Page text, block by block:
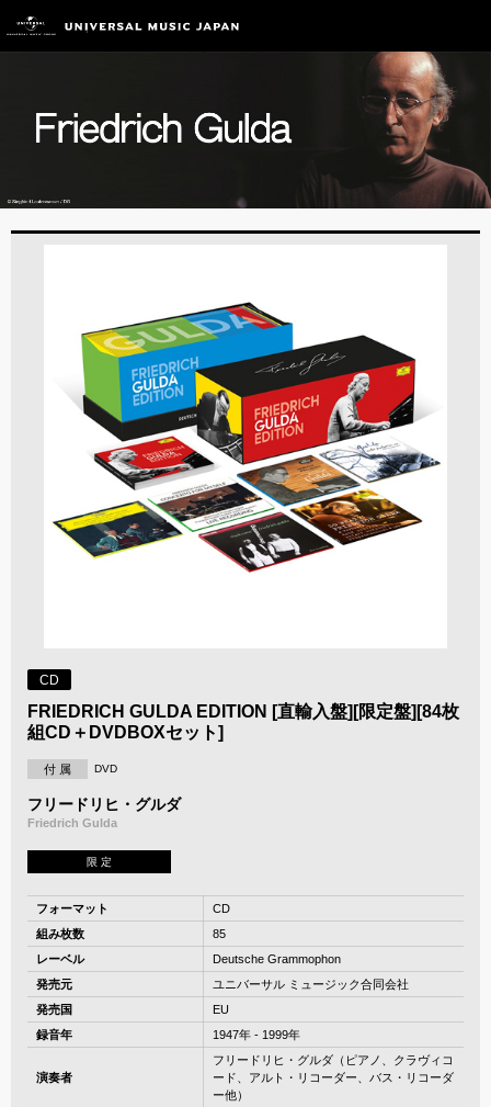
CD
FRIEDRICH GULDA EDITION [直輸入盤][限定盤][84枚
組CD＋DVDBOXセット]
付 属 DVD
フリードリヒ・グルダ
Friedrich Gulda
限 定
フォーマット
CD
組み枚数
85
レーベル
Deutsche Grammophon
発売元
ユニバーサル ミュージック合同会社
発売国
EU
録音年
1947年 - 1999年
演奏者
フリードリヒ・グルダ（ピアノ、クラヴィコ
ード、アルト・リコーダー、バス・リコーダ
ー他）